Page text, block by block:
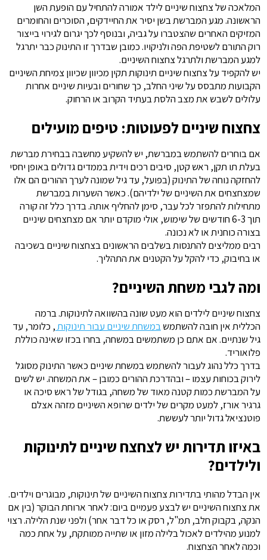
המלאכה של צחצוח שיניים לילד אמורה להתחיל עם הופעת השן
הראשונה. מגע המברשת בשן יסיר את החיידקים, הסוכרים והחומרים
המזיקים האחרים שהצטברו על גביה, ובנוסף לכך יגרום לגירוי בייצור
רוק התורם לשטיפת הפה ולניקויו. כמובן שבדרך זו התינוק כבר יתרגל
למגע המברשת ולתרגל צחצוח השיניים.
יש להקפיד על צחצוח שיניים תינוקות תקין מכיוון שכיוון צמיחת השיניים
הקבועות מתבסס על שיני החלב, כך שחורים ובעיות שיניים אחרות
עלולים לשבש את מצב הלסת בעתיד הקרוב או הרחוק.
צחצוח שיניים לפעוטות: טיפים מועילים
אם בוחרים להשתמש במברשת, יש להשקיע מחשבה בבחירת מברשת
בעלת תו תקן, ראש קטן, סיבים רכים וידית בממדים גדולים באופן יחסי
להחזקה נוחה של התינוק (בפועל, עד גיל שמונה לערך ההורים הם אלו
שמצחצחים את השיניים של ילדיהם). כאשר השערות במברשת
מתחילות להתפזר לכל עבר, סימן להחליף אותה. בדרך כלל זה קורה
תוך 6-3 חודשים של שימוש, אולי מוקדם יותר אם מצחצחים שיניים
בצורה כוחנית או לא נכונה.
רבים ממליצים להתנסות בשלבים הראשונים בצחצוח שיניים בשכיבה
או בחיבוק, כדי להקל על הקטנים את התהליך.
ומה לגבי משחת השיניים?
צחצוח שיניים לילדים הוא מעט שונה בהשוואה לתינוקות. ברמה
הכללית אין חובה להשתמשבמשחת שיניים עבור תינוקות, כלומר, עד
גיל שנתיים. אם אתם כן משתמשים במשחה, בחרו בכזו שאינה כוללת
פלואוריד.
בדרך כלל נהוג לעבור להשתמש במשחת שיניים כאשר התינוק מסוגל
לירוק בכוחות עצמו – ובהדרכת ההורים כמובן – את המשחה. יש לשים
על המברשת כמות קטנה מאוד של משחה, בגודל של ראש סיכה או
גרגיר אורז, למעט מקרים של ילדים שרופא השיניים מזהה אצלם
פוטנציאל גדול יותר לעששת.
באיזו תדירות יש לצחצח שיניים לתינוקות
ולילדים?
אין הבדל מהותי בתדירות צחצוח השיניים של תינוקות, מבוגרים וילדים.
את צחצוח השיניים יש לבצע פעמיים ביום: לאחר ארוחת הבוקר (בין אם
הנקה, בקבוק חלב, תמ"ל, רסק או כל דבר אחר) ולפני שנת הלילה. רצוי
למנוע מהילדים לאכול בלילה מזון או שתייה ממותקת, על אחת כמה
וכמה לאחר הצחצוח.